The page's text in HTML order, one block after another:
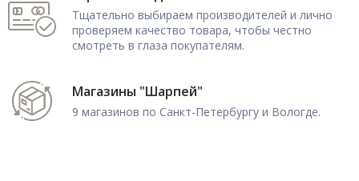
Тщательно выбираем производителей и лично
проверяем качество товара, чтобы честно
смотреть в глаза покупателям.
Магазины "Шарпей"
9 магазинов по Санкт-Петербургу и Вологде.